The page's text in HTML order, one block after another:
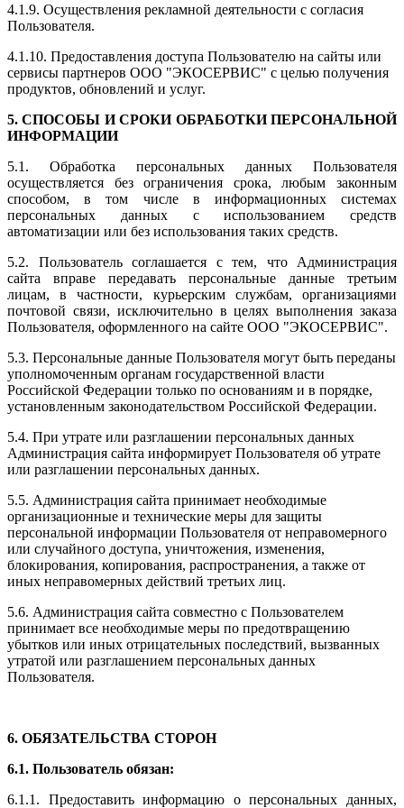
4.1.9. Осуществления рекламной деятельности с согласия
Пользователя.
4.1.10. Предоставления доступа Пользователю на сайты или
сервисы партнеров ООО "ЭКОСЕРВИС" с целью получения
продуктов, обновлений и услуг.
5. СПОСОБЫ И СРОКИ ОБРАБОТКИ ПЕРСОНАЛЬНОЙ
ИНФОРМАЦИИ
5.1. Обработка персональных данных Пользователя
осуществляется без ограничения срока, любым законным
способом, в том числе в информационных системах
персональных данных с использованием средств
автоматизации или без использования таких средств.
5.2. Пользователь соглашается с тем, что Администрация
сайта вправе передавать персональные данные третьим
лицам, в частности, курьерским службам, организациями
почтовой связи, исключительно в целях выполнения заказа
Пользователя, оформленного на сайте ООО "ЭКОСЕРВИС".
5.3. Персональные данные Пользователя могут быть переданы
уполномоченным органам государственной власти
Российской Федерации только по основаниям и в порядке,
установленным законодательством Российской Федерации.
5.4. При утрате или разглашении персональных данных
Администрация сайта информирует Пользователя об утрате
или разглашении персональных данных.
5.5. Администрация сайта принимает необходимые
организационные и технические меры для защиты
персональной информации Пользователя от неправомерного
или случайного доступа, уничтожения, изменения,
блокирования, копирования, распространения, а также от
иных неправомерных действий третьих лиц.
5.6. Администрация сайта совместно с Пользователем
принимает все необходимые меры по предотвращению
убытков или иных отрицательных последствий, вызванных
утратой или разглашением персональных данных
Пользователя.
6. ОБЯЗАТЕЛЬСТВА СТОРОН
6.1. Пользователь обязан:
6.1.1. Предоставить информацию о персональных данных,